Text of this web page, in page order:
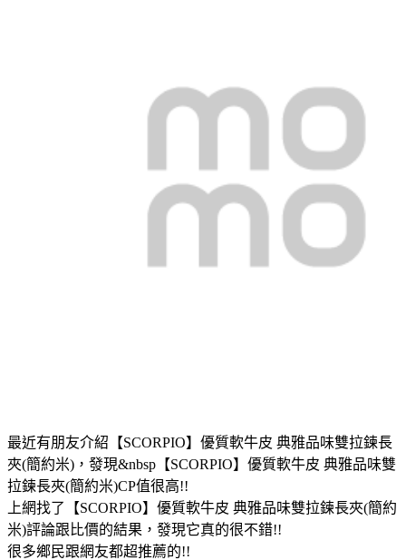
最近有朋友介紹【SCORPIO】優質軟牛皮 典雅品味雙拉鍊長
夾(簡約米)，發現&nbsp【SCORPIO】優質軟牛皮 典雅品味雙
拉鍊長夾(簡約米)CP值很高!!
上網找了【SCORPIO】優質軟牛皮 典雅品味雙拉鍊長夾(簡約
米)評論跟比價的結果，發現它真的很不錯!!
很多鄉民跟網友都超推薦的!!